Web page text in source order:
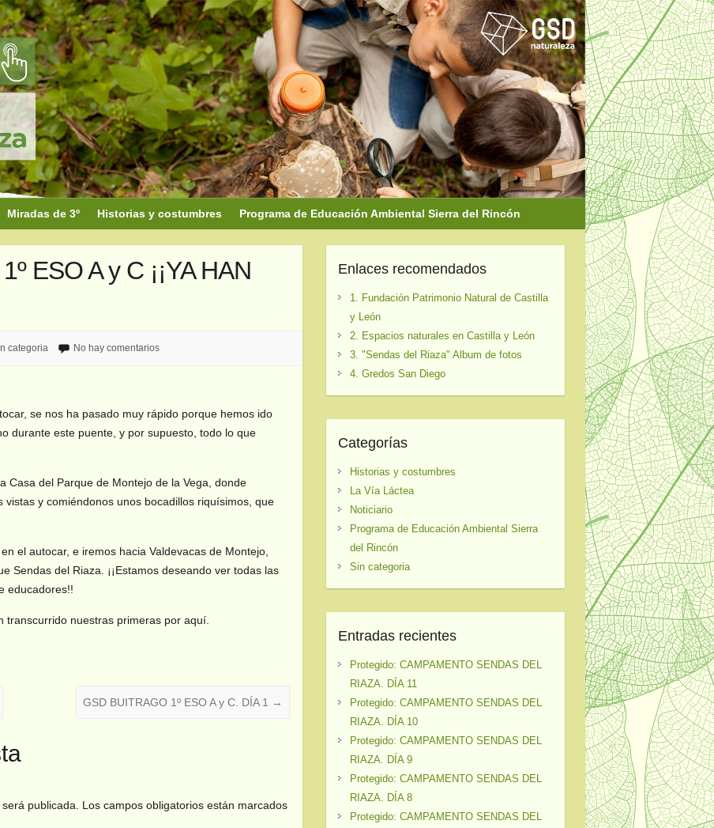
Miradas de 3º Historias y costumbres Programa de Educación Ambiental Sierra del Rincón
ESO A y C ¡¡YA HAN
categoria No hay comentarios
se nos ha pasado muy rápido porque hemos ido
durante este puente, y por supuesto, todo lo que
Casa del Parque de Montejo de la Vega, donde
y comiéndonos unos bocadillos riquísimos, que
el autocar, e iremos hacia Valdevacas de Montejo,
Sendas del Riaza. ¡¡Estamos deseando ver todas las
educadores!!
transcurrido nuestras primeras por aquí.
GSD BUITRAGO 1º ESO A y C. DÍA 1 →
publicada.
Los campos obligatorios están marcados
Enlaces recomendados
1. Fundación Patrimonio Natural de Castilla
y León
2. Espacios naturales en Castilla y León
3. "Sendas del Riaza" Album de fotos
4. Gredos San Diego
Categorías
Historias y costumbres
La Vía Láctea
Noticiario
Programa de Educación Ambiental Sierra
del Rincón
Sin categoria
Entradas recientes
Protegido: CAMPAMENTO SENDAS DEL
RIAZA. DÍA 11
Protegido: CAMPAMENTO SENDAS DEL
RIAZA. DÍA 10
Protegido: CAMPAMENTO SENDAS DEL
RIAZA. DÍA 9
Protegido: CAMPAMENTO SENDAS DEL
RIAZA. DÍA 8
Protegido: CAMPAMENTO SENDAS DEL